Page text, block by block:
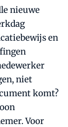
nieuwe
en
niet
komt?
Voor